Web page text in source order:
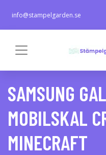
info@stampelgarden.se
SAMSUNG
MOBILSKAL
MINECRAFT